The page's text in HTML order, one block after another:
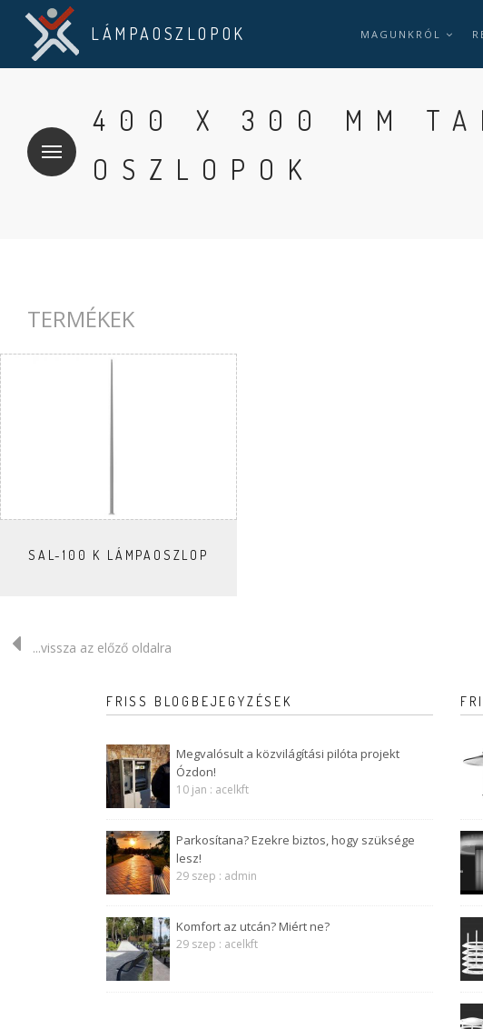
MAGUNKRÓL
LÁMPAOSZLOPOK
400 X 300 MM
OSZLOPOK
TERMÉKEK
SAL-100 K LÁMPAOSZLOP
...vissza az előző oldalra
FRISS BLOGBEJEGYZÉSEK
Megvalósult a közvilágítási pilóta projekt
Ózdon!
10 jan : acelkft
Parkosítana? Ezekre biztos, hogy szüksége
lesz!
29 szep : admin
Komfort az utcán? Miért ne?
29 szep : acelkft